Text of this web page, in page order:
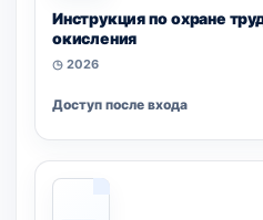
Инструкция по охране
окисления
◷ 2026
Доступ после входа